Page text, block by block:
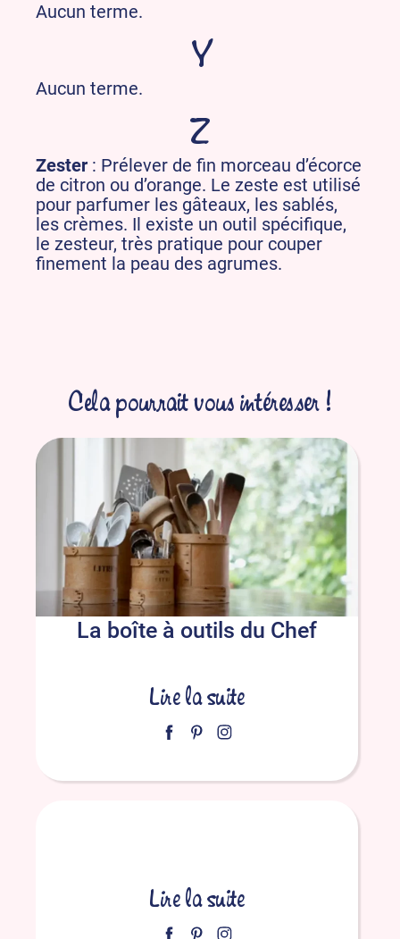
Aucun terme.
Y
Aucun terme.
Z
Zester : Prélever de fin morceau d’écorce
de citron ou d’orange. Le zeste est utilisé
pour parfumer les gâteaux, les sablés,
les crèmes. Il existe un outil spécifique,
le zesteur, très pratique pour couper
finement la peau des agrumes.
Cela pourrait vous intéresser !
La boîte à outils du Chef
Lire la suite
Lire la suite